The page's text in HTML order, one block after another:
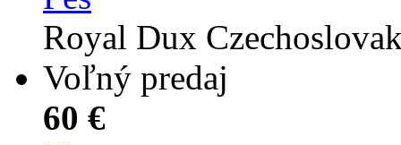
Royal Dux
Voľný predaj
60 €